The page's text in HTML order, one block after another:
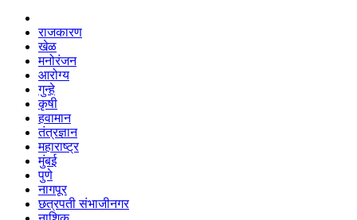
राजकारण
खेळ
मनोरंजन
आरोग्य
गुन्हे
कृषी
हवामान
तंत्रज्ञान
महाराष्ट्र
मुंबई
पुणे
नागपूर
छत्रपती संभाजीनगर